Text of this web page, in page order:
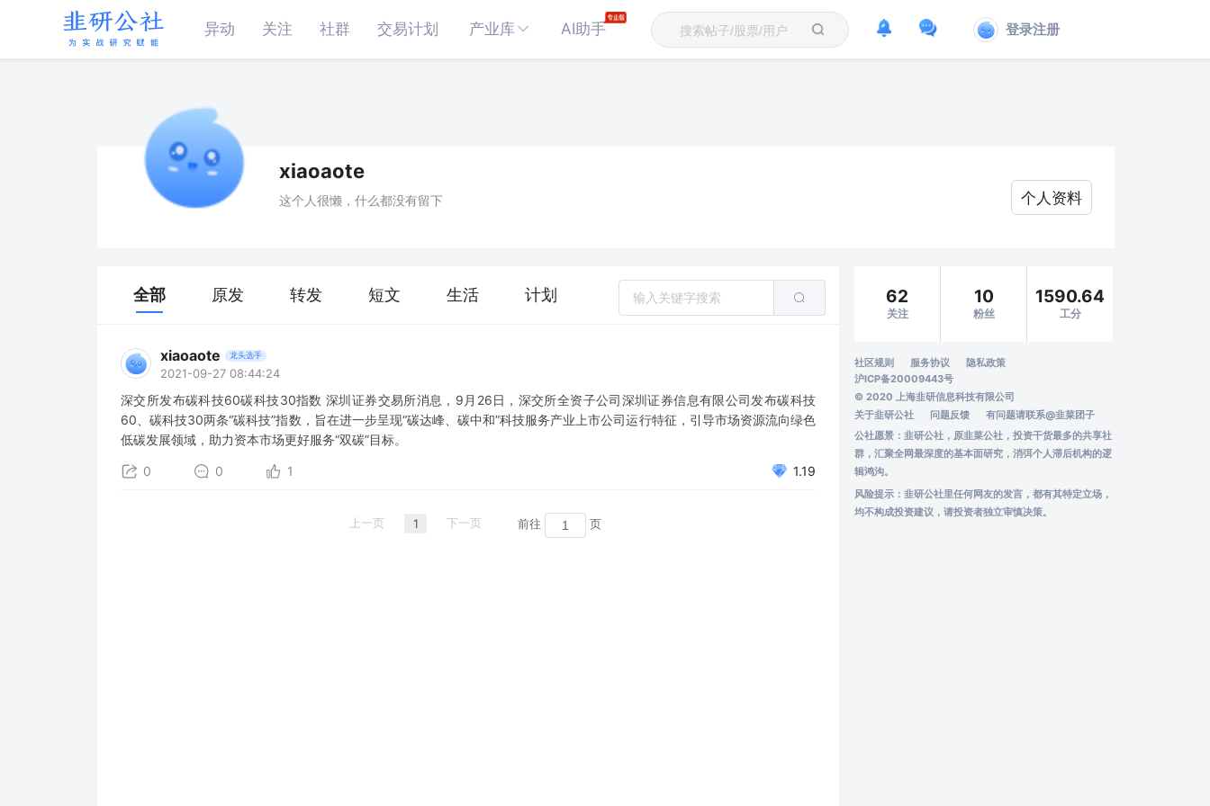
异动 关注 社群 交易计划 产业库 AI助手 登录注册
xiaoaote
这个人很懒，什么都没有留下 个人资料
全部 原发 转发 短文 生活 计划
xiaoaote 龙头选手
2021-09-27 08:44:24
深交所发布碳科技60碳科技30指数 深圳证券交易所消息，9月26日，深交所全资子公司深圳证券信息有限公司发布碳科技
60、碳科技30两条“碳科技”指数，旨在进一步呈现“碳达峰、碳中和”科技服务产业上市公司运行特征，引导市场资源流向绿色
低碳发展领域，助力资本市场更好服务“双碳”目标。
0 0 1 1.19
上一页 1 下一页 前往 页
62
关注
10
粉丝
1590.64
工分
社区规则 服务协议
隐私政策
沪ICP备20009443号
© 2020 上海韭研信息科技有限公司
关于韭研公社
问题反馈 有问题请联系@韭菜团子
公社愿景：韭研公社，原韭菜公社，投资干货最多的共享社
群，汇聚全网最深度的基本面研究，消弭个人滞后机构的逻
辑鸿沟。
风险提示：韭研公社里任何网友的发言，都有其特定立场，
均不构成投资建议，请投资者独立审慎决策。